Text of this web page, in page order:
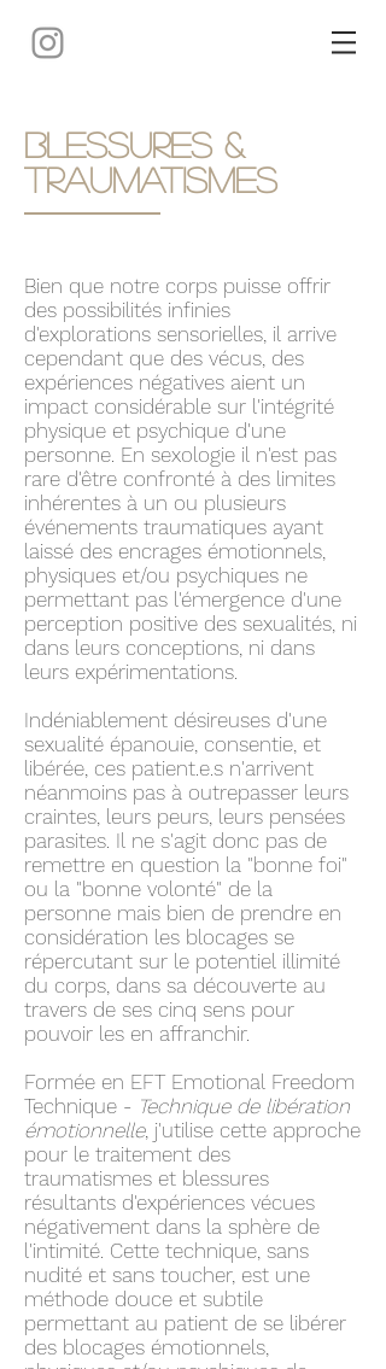
Blessures &
Traumatismes
Bien que notre corps puisse offrir
des possibilités infinies
d'explorations sensorielles, il arrive
cependant que des vécus, des
expériences négatives aient un
impact considérable sur l'intégrité
physique et psychique d'une
personne. En sexologie il n'est pas
rare d'être confronté à des limites
inhérentes à un ou plusieurs
événements traumatiques ayant
laissé des encrages émotionnels,
physiques et/ou psychiques ne
permettant pas l'émergence d'une
perception positive des sexualités, ni
dans leurs conceptions, ni dans
leurs expérimentations.
Indéniablement désireuses d'une
sexualité épanouie, consentie, et
libérée, ces patient.e.s n'arrivent
néanmoins pas à outrepasser leurs
craintes, leurs peurs, leurs pensées
parasites. Il ne s'agit donc pas de
remettre en question la "bonne foi"
ou la "bonne volonté" de la
personne mais bien de prendre en
considération les blocages se
répercutant sur le potentiel illimité
du corps, dans sa découverte au
travers de ses cinq sens pour
pouvoir les en affranchir.
Formée en EFT Emotional Freedom
Technique - Technique de libération
émotionnelle, j'utilise cette approche
pour le traitement des
traumatismes et blessures
résultants d'expériences vécues
négativement dans la sphère de
l'intimité. Cette technique, sans
nudité et sans toucher, est une
méthode douce et subtile
permettant au patient de se libérer
des blocages émotionnels,